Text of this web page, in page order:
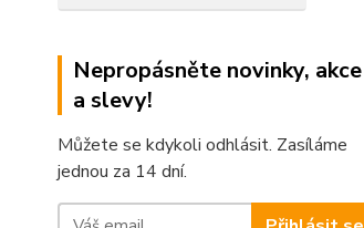
Nepropásněte novinky, akce
a slevy!
Můžete se kdykoli odhlásit. Zasíláme
jednou za 14 dní.